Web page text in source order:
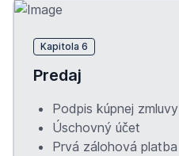
Kapitola 6
Predaj
Podpis kúpnej zmluvy
Úschovný účet
Prvá zálohová platba